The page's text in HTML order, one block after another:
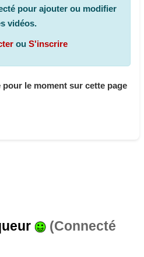
pour ajouter ou modifier
vidéos.
ou S'inscrire
le moment sur cette page
(Connecté